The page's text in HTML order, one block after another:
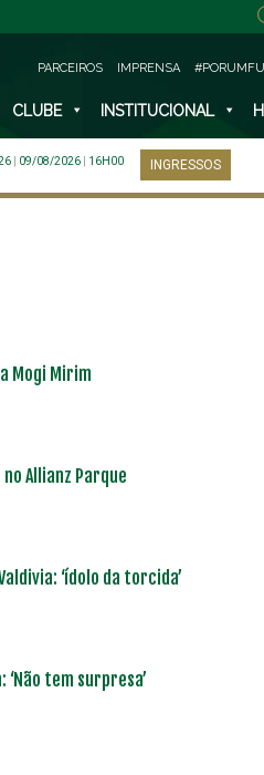
PARCEIROS IMPRENSA
CLUBE INSTITUCIONAL
09/08/2026
16H00
INGRESSOS
Mogi Mirim
Allianz Parque
‘ídolo da torcida’
tem surpresa’